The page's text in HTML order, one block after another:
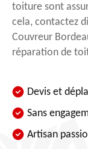
toiture sont
cela, contactez
Couvreur
réparation de
Devis et
Sans
Artisan